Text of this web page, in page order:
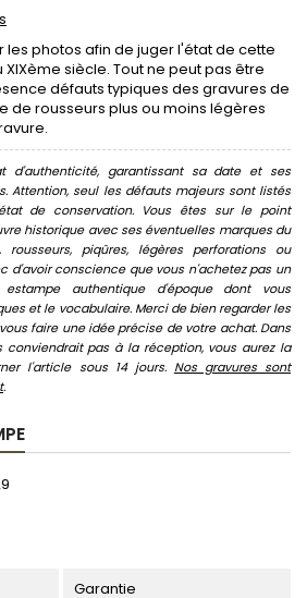
photos afin de juger l'état de cette
siècle. Tout ne peut pas être
défauts typiques des gravures de
de rousseurs plus ou moins légères
d'authenticité, garantissant sa date et ses
Attention, seul les défauts majeurs sont listés
de conservation. Vous êtes sur le point
historique avec ses éventuelles marques du
piqûres, légères perforations ou
d'avoir conscience que vous n'achetez pas un
authentique d'époque dont vous
et le vocabulaire. Merci de bien regarder les
faire une idée précise de votre achat. Dans
pas à la réception, vous aurez la
l'article sous 14 jours. Nos gravures sont
.
Garantie